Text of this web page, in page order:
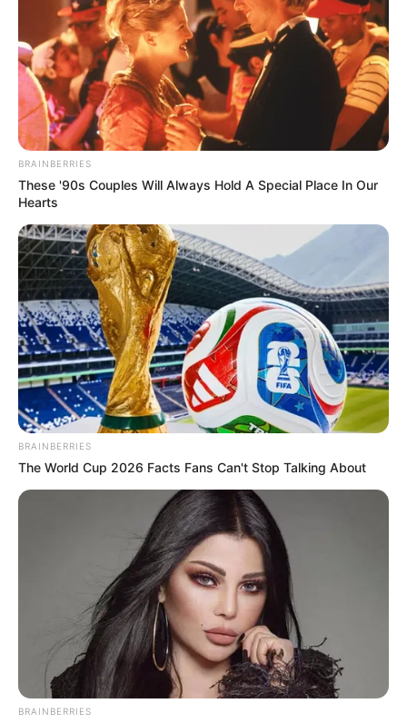
BRAINBERRIES
These '90s Couples Will Always Hold A Special Place In Our
Hearts
BRAINBERRIES
The World Cup 2026 Facts Fans Can't Stop Talking About
BRAINBERRIES